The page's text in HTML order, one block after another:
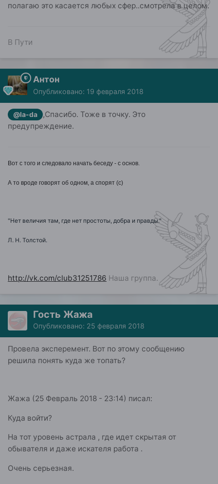
полагаю это касается любых сфер..смотрела в целом.
В Пути
Антон
Опубликовано: 19 февраля 2018
@la-da
,Спасибо. Тоже в точку. Это
предупреждение.
Вот с того и следовало начать беседу - с основ.
А то вроде говорят об одном, а спорят (с)
"Нет величия там, где нет простоты, добра и правды."
Л. Н. Толстой.
http://vk.com/club31251786 Наша группа.
Гость Жажа
Опубликовано: 25 февраля 2018
Провела эксперемент. Вот по этому сообщению
решила понять куда же топать?
Жажа (25 Февраль 2018 - 23:14) писал:
Куда войти?
На тот уровень астрала , где идет скрытая от
обывателя и даже искателя работа .
Очень серьезная.